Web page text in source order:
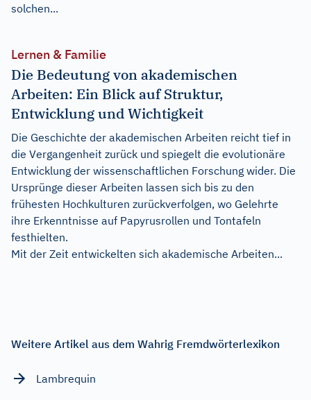
solchen...
Lernen & Familie
Die Bedeutung von akademischen
Arbeiten: Ein Blick auf Struktur,
Entwicklung und Wichtigkeit
Die Geschichte der akademischen Arbeiten reicht tief in
die Vergangenheit zurück und spiegelt die evolutionäre
Entwicklung der wissenschaftlichen Forschung wider. Die
Ursprünge dieser Arbeiten lassen sich bis zu den
frühesten Hochkulturen zurückverfolgen, wo Gelehrte
ihre Erkenntnisse auf Papyrusrollen und Tontafeln
festhielten.
Mit der Zeit entwickelten sich akademische Arbeiten...
Weitere Artikel aus dem Wahrig Fremdwörterlexikon
Lambrequin